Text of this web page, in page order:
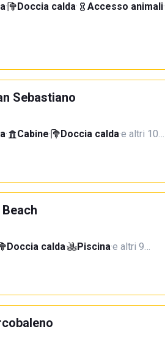
· Doccia calda· Accesso animali·
Sebastiano
· Cabine· Doccia calda·e altri 10…
Doccia calda· Piscina·e altri 9…